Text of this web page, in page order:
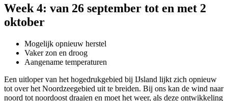
Week 4: van 26 september tot en met 2
oktober
Mogelijk opnieuw herstel
Vaker zon en droog
Aangename temperaturen
Een uitloper van het hogedrukgebied bij IJsland lijkt zich opnieuw
tot over het Noordzeegebied uit te breiden. Bij ons kan de wind naar
noord tot noordoost draaien en moet het weer, als deze ontwikkeling